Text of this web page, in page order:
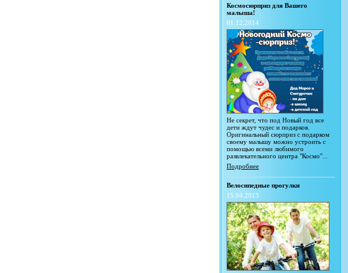
Космосюрприз для Вашего
малыша!
01.12.2014
Не секрет, что под Новый год все
дети ждут чудес и подарков.
Оригинальный сюрприз с подарком
своему малышу можно устроить с
помощью всеми любимого
развлекательного центра "Космо"...
Подробнее
Велосипедные прогулки
15.04.2013